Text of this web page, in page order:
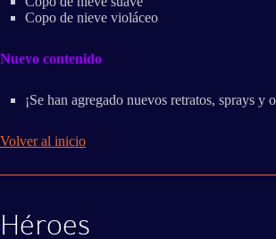
Copo de nieve violáceo
Nuevo contenido
¡Se han agregado nuevos retratos, sprays y
Volver al inicio
Héroes